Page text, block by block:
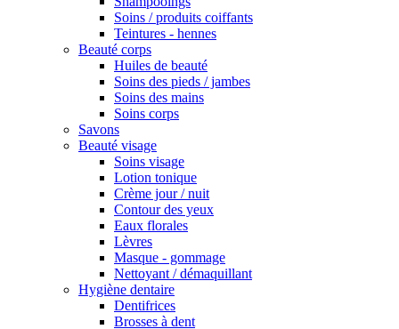
Soins / produits coiffants
Teintures - hennes
Beauté corps
Huiles de beauté
Soins des pieds / jambes
Soins des mains
Soins corps
Savons
Beauté visage
Soins visage
Lotion tonique
Crème jour / nuit
Contour des yeux
Eaux florales
Lèvres
Masque - gommage
Nettoyant / démaquillant
Hygiène dentaire
Dentifrices
Brosses à dent